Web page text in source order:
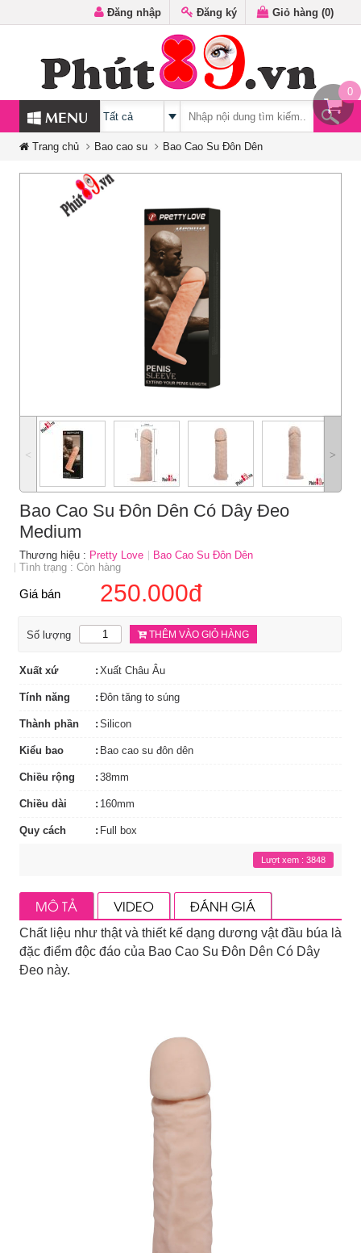
0
Đăng nhập Đăng ký Giỏ hàng (0)
MENU
Trang chủ Bao cao su Bao Cao Su Đôn Dên
˂ ˃
Bao Cao Su Đôn Dên Có Dây Đeo
Medium
Thương hiệu : Pretty Love
Bao Cao Su Đôn Dên
Tình trạng : Còn hàng
Giá bán 250.000đ
Số lượng THÊM VÀO GIỎ HÀNG
Xuất xứ Xuất Châu Âu
Tính năng Đôn tăng to súng
Thành phần Silicon
Kiểu bao Bao cao su đôn dên
Chiều rộng 38mm
Chiều dài 160mm
Quy cách Full box
Lượt xem : 3848
MÔ TẢ VIDEO ĐÁNH GIÁ
Chất liệu như thật và thiết kế dạng dương vật đầu búa là
đặc điểm độc đáo của Bao Cao Su Đôn Dên Có Dây
Đeo này.